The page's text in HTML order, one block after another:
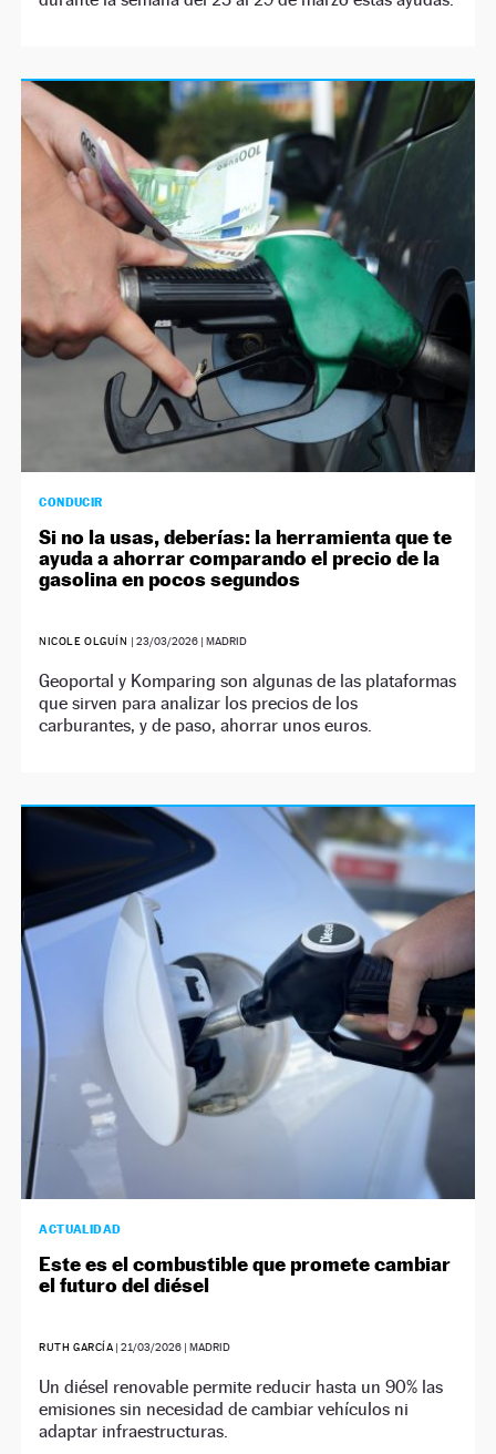
CONDUCIR
Si no la usas, deberías: la herramienta que te
ayuda a ahorrar comparando el precio de la
gasolina en pocos segundos
NICOLE OLGUÍN | 23/03/2026| MADRID
Geoportal y Komparing son algunas de las plataformas
que sirven para analizar los precios de los
carburantes, y de paso, ahorrar unos euros.
ACTUALIDAD
Este es el combustible que promete cambiar
el futuro del diésel
RUTH GARCÍA |21/03/2026 | MADRID
Un diésel renovable permite reducir hasta un 90% las
emisiones sin necesidad de cambiar vehículos ni
adaptar infraestructuras.